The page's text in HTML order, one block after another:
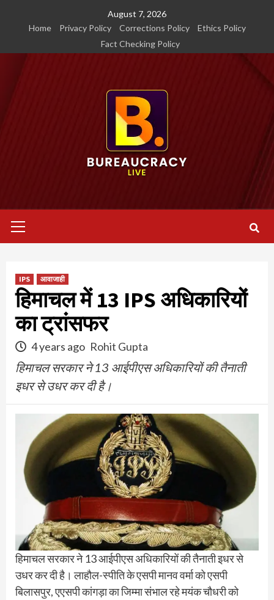
August 7, 2026
Home
Privacy Policy Corrections Policy
Ethics Policy
Fact Checking Policy
Menu
IPS आवाजाही
हिमाचल में 13 IPS अधिकारियों
का ट्रांसफर
4 years ago Rohit Gupta
हिमाचल सरकार ने 13 आईपीएस अधिकारियों की तैनाती
इधर से उधर कर दी है।
हिमाचल सरकार ने 13 आईपीएस अधिकारियों की तैनाती इधर से
उधर कर दी है। लाहौल-स्पीति के एसपी मानव वर्मा को एसपी
बिलासपुर, एएसपी कांगड़ा का जिम्मा संभाल रहे मयंक चौधरी को